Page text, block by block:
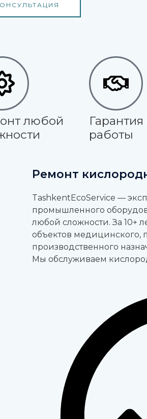
любой
работы
Ремонт
TashkentEcoService —
промышленного
любой сложности. За 10+
объектов медицинского,
производственного
Мы обслуживаем